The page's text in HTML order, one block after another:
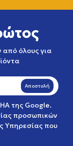
όλους για
Αποστολή
της Google.
προσωπικών
Υπηρεσίας που